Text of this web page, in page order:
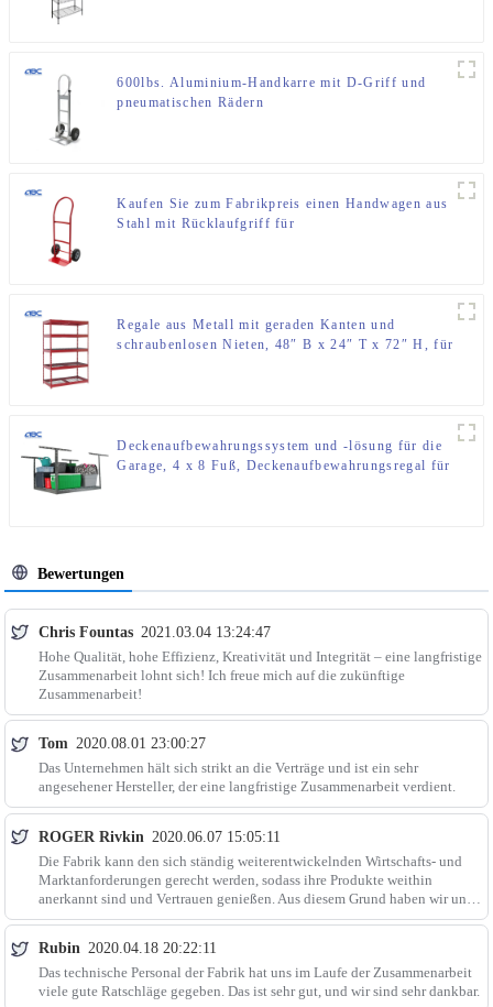
600lbs. Aluminium-Handkarre mit D-Griff und
pneumatischen Rädern
Kaufen Sie zum Fabrikpreis einen Handwagen aus
Stahl mit Rücklaufgriff für
Regale aus Metall mit geraden Kanten und
schraubenlosen Nieten, 48″ B x 24″ T x 72″ H, für
Deckenaufbewahrungssystem und -lösung für die
Garage, 4 x 8 Fuß, Deckenaufbewahrungsregal für
Bewertungen
Chris Fountas 2021.03.04 13:24:47
Hohe Qualität, hohe Effizienz, Kreativität und Integrität – eine langfristige
Zusammenarbeit lohnt sich! Ich freue mich auf die zukünftige
Zusammenarbeit!
Tom 2020.08.01 23:00:27
Das Unternehmen hält sich strikt an die Verträge und ist ein sehr
angesehener Hersteller, der eine langfristige Zusammenarbeit verdient.
ROGER Rivkin 2020.06.07 15:05:11
Die Fabrik kann den sich ständig weiterentwickelnden Wirtschafts- und
Marktanforderungen gerecht werden, sodass ihre Produkte weithin
anerkannt sind und Vertrauen genießen. Aus diesem Grund haben wir uns
für dieses Unternehmen entschieden.
Rubin 2020.04.18 20:22:11
Das technische Personal der Fabrik hat uns im Laufe der Zusammenarbeit
viele gute Ratschläge gegeben. Das ist sehr gut, und wir sind sehr dankbar.